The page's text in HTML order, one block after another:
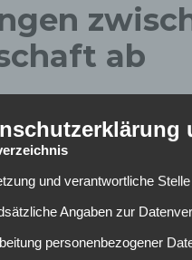
ab
zwischen Mannschaft
soll. Der Grund dafür sollte
Spiel gefordert haben,
Chef Paul Keuter
die Gewalt einiger
weitere Provokation der
das Verhältnis von Preetz
und verantwortliche Stelle
Angaben zur
personenbezogener